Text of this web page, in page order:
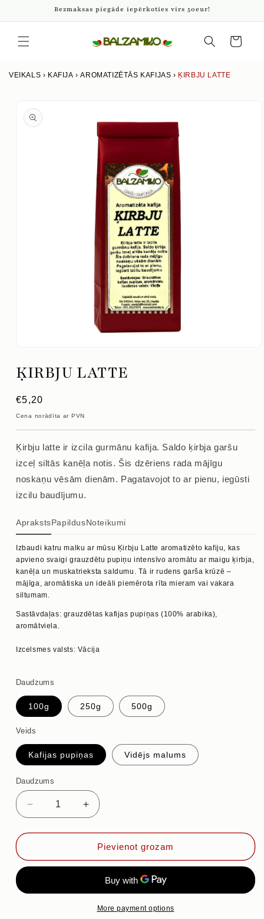
saturu
Bezmaksas piegāde iepērkoties virs 50eur!
grozs
VEIKALS › KAFIJA ›AROMATIZĒTĀS KAFIJAS › ĶIRBJU LATTE
produkta
informāciju
1
modālajā
ĶIRBJU LATTE
Parastā
cena
€5,20
Cena norādīta ar PVN
Ķirbju latte ir izcila gurmānu kafija. Saldo ķirbja garšu
izceļ siltās kanēļa notis. Šis dzēriens rada mājīgu
noskaņu vēsām dienām. Pagatavojot to ar pienu, iegūsti
izcilu baudījumu.
AprakstsPapildusNoteikumi
Izbaudi katru malku ar mūsu Ķirbju Latte aromatizēto kafiju, kas
apvieno svaigi grauzdētu pupiņu intensīvo aromātu ar maigu ķirbja,
kanēļa un muskatrieksta saldumu. Tā ir rudens garša krūzē –
mājīga, aromātiska un ideāli piemērota rīta mieram vai vakara
siltumam.
Sastāvdaļas: grauzdētas kafijas pupiņas (100% arabika),
aromātviela.
Izcelsmes valsts: Vācija
Daudzums
100g 250g 500g
Veids
Kafijas pupiņas Vidējs malums
Daudzums
Samazināt
daudzumu
priekš
LATTE
Palielināt
daudzumu
priekš
ĶIRBJU
LATTE
Pievienot grozam
More payment options